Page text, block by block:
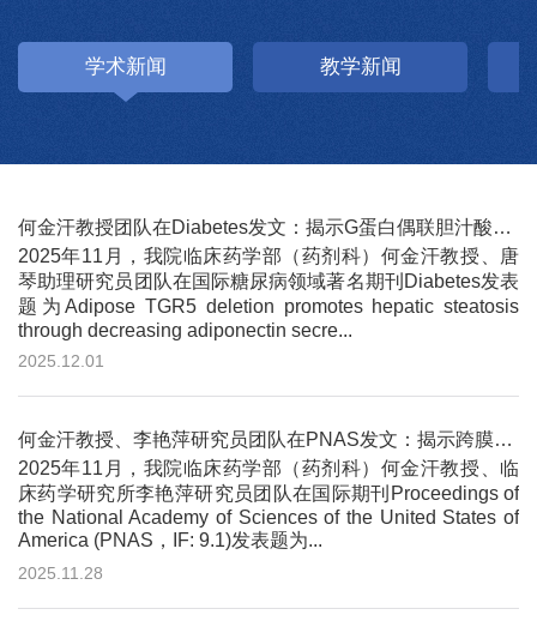
学术新闻 教学新闻
何金汗教授团队在Diabetes发文：揭示G蛋白偶联胆汁酸受体TGR5在维持肝脏脂质代谢中的关键作用
2025年11月，我院临床药学部（药剂科）何金汗教授、唐
琴助理研究员团队在国际糖尿病领域著名期刊Diabetes发表
题为Adipose TGR5 deletion promotes hepatic steatosis
through decreasing adiponectin secre...
2025.12.01
何金汗教授、李艳萍研究员团队在PNAS发文：揭示跨膜蛋白Neuroplastin-55在维持机体代谢稳态中的关键作用
2025年11月，我院临床药学部（药剂科）何金汗教授、临
床药学研究所李艳萍研究员团队在国际期刊Proceedings of
the National Academy of Sciences of the United States of
America (PNAS，IF: 9.1)发表题为...
2025.11.28